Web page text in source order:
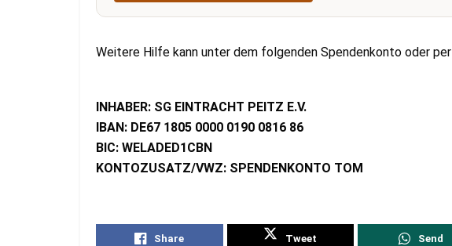
Weitere Hilfe kann unter dem folgenden Spendenkonto oder per
INHABER: SG EINTRACHT PEITZ E.V.
IBAN: DE67 1805 0000 0190 0816 86
BIC: WELADED1CBN
KONTOZUSATZ/VWZ: SPENDENKONTO TOM
Share Tweet Send